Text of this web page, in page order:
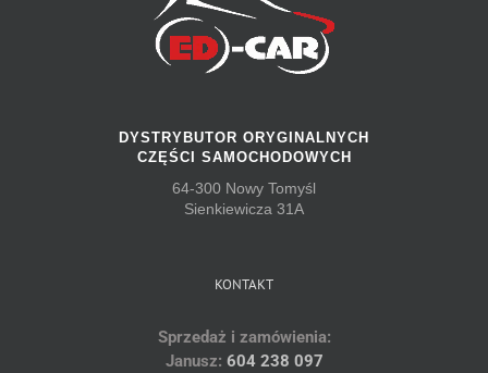
DYSTRYBUTOR ORYGINALNYCH
CZĘŚCI SAMOCHODOWYCH
64-300 Nowy Tomyśl
Sienkiewicza 31A
KONTAKT
Sprzedaż i zamówienia:
Janusz: 604 238 097